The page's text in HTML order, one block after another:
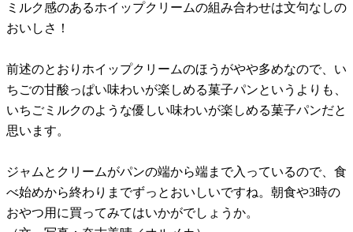
ミルク感のあるホイップクリームの組み合わせは文句なしの
おいしさ！
前述のとおりホイップクリームのほうがやや多めなので、い
ちごの甘酸っぱい味わいが楽しめる菓子パンというよりも、
いちごミルクのような優しい味わいが楽しめる菓子パンだと
思います。
ジャムとクリームがパンの端から端まで入っているので、食
べ始めから終わりまでずっとおいしいですね。朝食や3時の
おやつ用に買ってみてはいかがでしょうか。